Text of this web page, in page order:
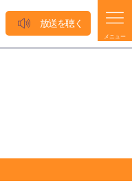
メニュー
放送を聴く